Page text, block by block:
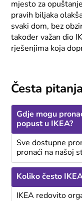
mjesto za
pravih biljaka
svaki dom, bez
također važan dio
rješenjima koja
Česta
Gdje mogu
popust u IKEA?
Sve dostupne
pronaći na našoj
Koliko često
IKEA redovito